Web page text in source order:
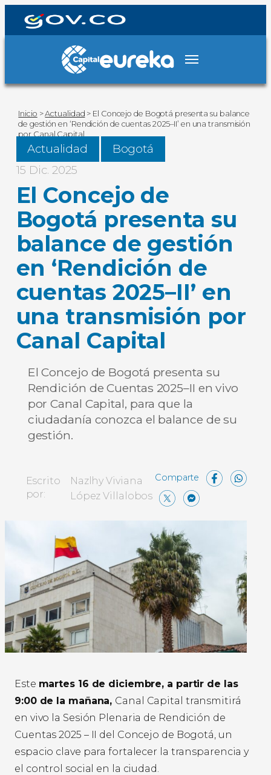
Inicio >Actualidad > El Concejo de Bogotá presenta su balance
de gestión en ‘Rendición de cuentas 2025–II’ en una transmisión
por Canal Capital
Actualidad
Bogotá
15 Dic. 2025
El Concejo de
Bogotá presenta su
balance de gestión
en ‘Rendición de
cuentas 2025–II’ en
una transmisión por
Canal Capital
El Concejo de Bogotá presenta su
Rendición de Cuentas 2025–II en vivo
por Canal Capital, para que la
ciudadanía conozca el balance de su
gestión.
Escrito
por:
Nazlhy Viviana
López Villalobos
X
Este martes 16 de diciembre, a partir de las
9:00 de la mañana, Canal Capital transmitirá
en vivo la Sesión Plenaria de Rendición de
Cuentas 2025 – II del Concejo de Bogotá, un
espacio clave para fortalecer la transparencia y
el control social en la ciudad.